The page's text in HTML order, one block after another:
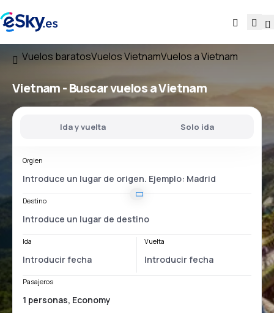
Vuelos baratosVuelos VietnamVuelos a Vietnam
Vietnam - Buscar vuelos a Vietnam
Ida y vuelta Solo ida
Orgien
Destino
Ida Vuelta
Pasajeros